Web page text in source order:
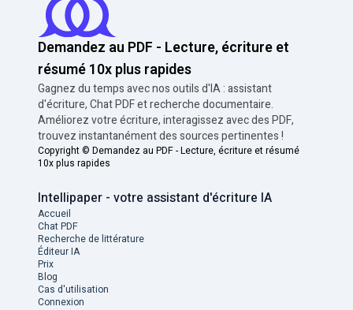
Demandez au PDF - Lecture, écriture et
résumé 10x plus rapides
Gagnez du temps avec nos outils d'IA : assistant
d'écriture, Chat PDF et recherche documentaire.
Améliorez votre écriture, interagissez avec des PDF,
trouvez instantanément des sources pertinentes !
Copyright © Demandez au PDF - Lecture, écriture et résumé
10x plus rapides
Intellipaper - votre assistant d'écriture IA
Accueil
Chat PDF
Recherche de littérature
Éditeur IA
Prix
Blog
Cas d'utilisation
Connexion